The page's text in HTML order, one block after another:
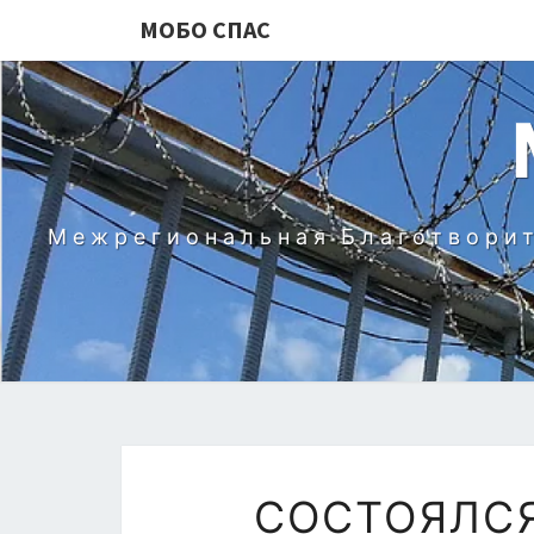
МОБО СПАС
Межрегиональная